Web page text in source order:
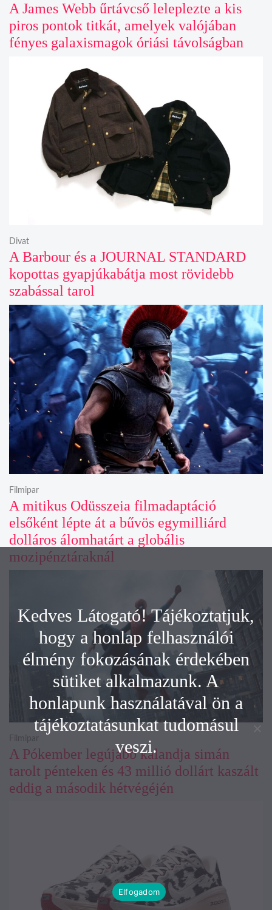
A James Webb űrtávcső leleplezte a kis
piros pontok titkát, amelyek valójában
fényes galaxismagok óriási távolságban
A Barbour és a JOURNAL STANDARD
kopottas gyapjúkabátja most rövidebb
szabással tarol
Divat
A mitikus Odüsszeia filmadaptáció
elsőként lépte át a bűvös egymilliárd
dolláros álomhatárt a globális
mozipénztáraknál
Filmipar
A Pókember legújabb kalandja simán
tarolt pénteken és 43 millió dollárt kaszált
eddig a második hétvégéjén
Filmipar
Kedves Látogató! Tájékoztatjuk,
hogy a honlap felhasználói
élmény fokozásának érdekében
sütiket alkalmazunk. A
honlapunk használatával ön a
tájékoztatásunkat tudomásul
veszi.
Elfogadom